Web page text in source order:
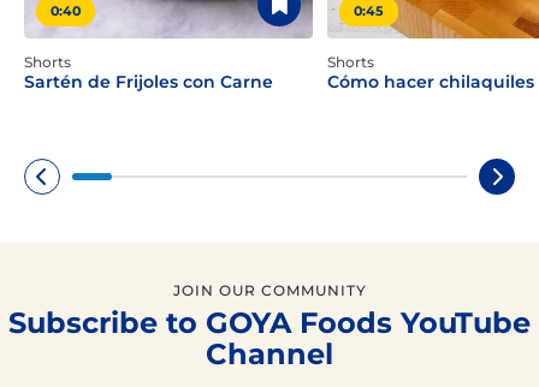
0:40
Shorts
Sartén de Frijoles con Carne
0:45
Shorts
Cómo hacer chilaquiles
JOIN OUR COMMUNITY
Subscribe to GOYA Foods YouTube
Channel